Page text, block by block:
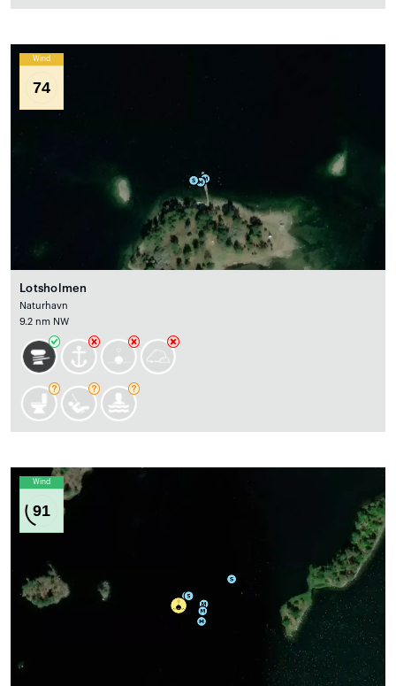
Wind
74
Lotsholmen
Naturhavn
9.2 nm NW
Wind
91